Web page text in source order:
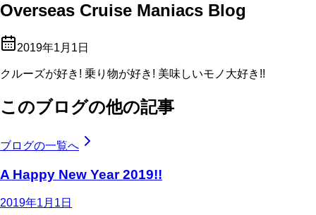
Overseas Cruise Maniacs Blog
2019年1月1日
クルーズが好き! 乗り物が好き! 美味しいモノ大好き!!
このブログの他の記事
ブログの一覧へ
A Happy New Year 2019!!
2019年1月1日